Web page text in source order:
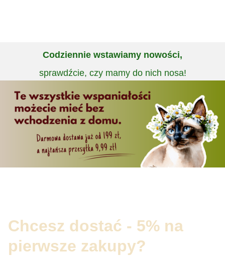
Codziennie wstawiamy nowości,
sprawdźcie, czy mamy do nich nosa!
Chcesz dostać - 5% na
pierwsze zakupy?